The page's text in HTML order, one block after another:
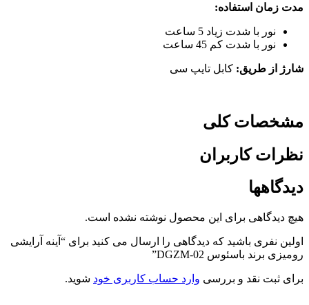
مدت زمان استفاده:
نور با شدت زیاد 5 ساعت
نور با شدت کم 45 ساعت
شارژ از طریق: کابل تایپ سی
مشخصات کلی
نظرات کاربران
دیدگاهها
هیچ دیدگاهی برای این محصول نوشته نشده است.
اولین نفری باشید که دیدگاهی را ارسال می کنید برای “آینه آرایشی
رومیزی برند باسئوس DGZM-02”
برای ثبت نقد و بررسی وارد حساب کاربری خود شوید.